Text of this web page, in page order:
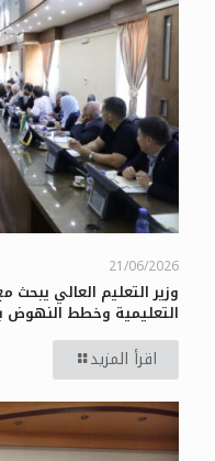
21/06/2026
وزير التعليم العالي
التعليمية وخطط النهوض
اقرأ المزيد